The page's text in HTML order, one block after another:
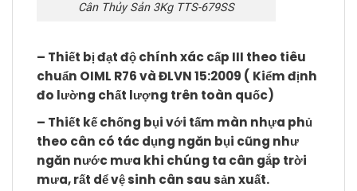
Cân Thủy Sản 3Kg TTS-679SS
– Thiết bị đạt độ chính xác cấp III theo tiêu
chuẩn OIML R76 và ĐLVN 15:2009 ( Kiểm định
đo lường chất lượng trên toàn quốc)
– Thiết kế chống bụi với tấm màn nhựa phủ
theo cân có tác dụng ngăn bụi cũng như
ngăn nước mưa khi chúng ta cân gắp trời
mưa, rất dể vệ sinh cân sau sản xuất.